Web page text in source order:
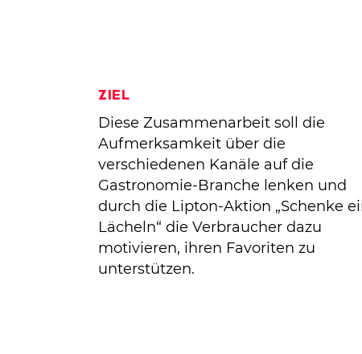
Ziel
Diese Zusammenarbeit soll die
Aufmerksamkeit über die
verschiedenen Kanäle auf die
Gastronomie-Branche lenken und
durch die Lipton-Aktion „Schenke
Lächeln“ die Verbraucher dazu
motivieren, ihren Favoriten zu
unterstützen.